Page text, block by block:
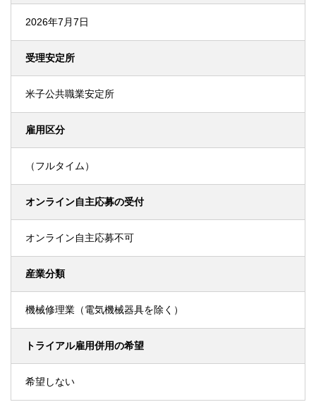
2026年7月7日
受理安定所
米子公共職業安定所
雇用区分
（フルタイム）
オンライン自主応募の受付
オンライン自主応募不可
産業分類
機械修理業（電気機械器具を除く）
トライアル雇用併用の希望
希望しない